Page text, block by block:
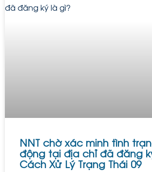
NNT chờ xác minh tình
động tại địa chỉ đã đăng
Cách Xử Lý Trạng Thái 09